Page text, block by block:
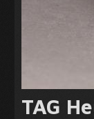
TAG